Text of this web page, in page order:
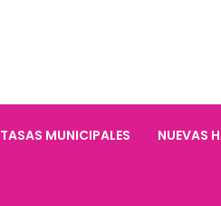
TASAS MUNICIPALES NUEVAS